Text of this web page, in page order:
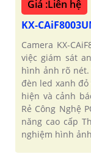
Giá :Liên hệ
KX-
Camera KX-
việc giám sát
hình ảnh rõ nét.
đèn led xanh
hiện và cảnh
Rẻ Công Nghệ
năng cao cấp
nghiệm hình